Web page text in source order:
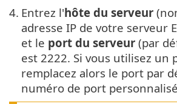
4. Entrez l'hôte du serveur
adresse IP de votre serveur
et le port du serveur (par
est 2222. Si vous utilisez un
remplacez alors le port par
numéro de port